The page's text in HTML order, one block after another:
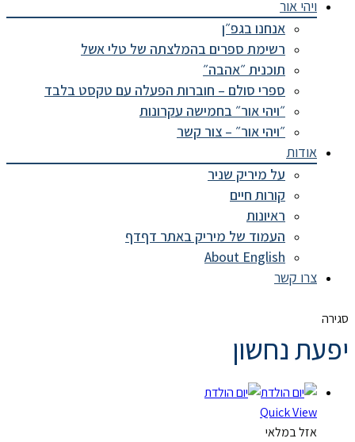
ויהי אור
אנחנו בגפ״ן
רשימת ספרים בהמלצתה של טלי אשל
תוכנית ״אהבה״
ספרי סולם – חוברות הפעלה עם טקסט בלבד
״ויהי אור״ בחמישה עקרונות
״ויהי אור״ – צור קשר
אודות
על מיריק שניר
קורות חיים
ראיונות
העמוד של מיריק באתר דףדף
About English
צרו קשר
סגירה
יפעת נחשון
Quick View
אזל במלאי